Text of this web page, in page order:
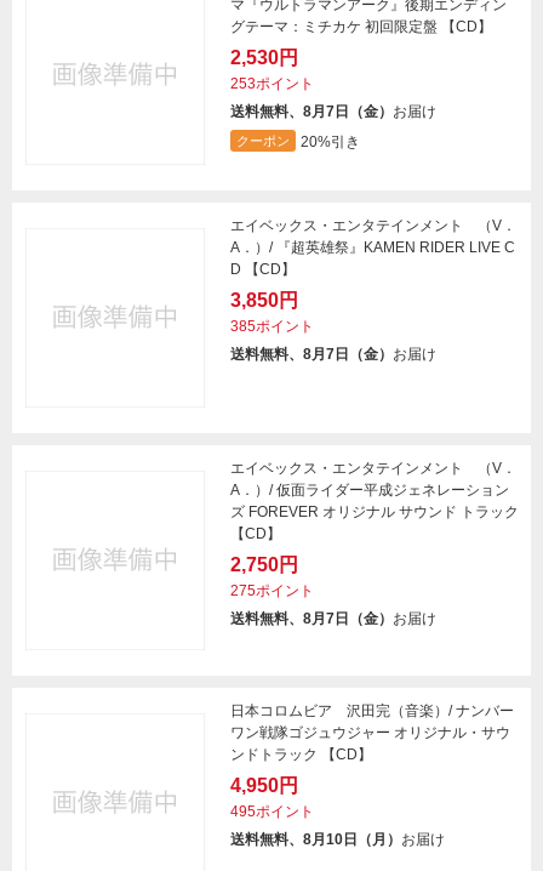
マ『ウルトラマンアーク』後期エンディン
グテーマ：ミチカケ 初回限定盤 【CD】
2,530円
253ポイント
送料無料、8月7日（金） お届け
クーポン 20%引き
エイベックス・エンタテインメント （V．
A．）/ 『超英雄祭』KAMEN RIDER LIVE C
D 【CD】
3,850円
385ポイント
送料無料、8月7日（金） お届け
エイベックス・エンタテインメント （V．
A．）/ 仮面ライダー平成ジェネレーション
ズ FOREVER オリジナル サウンド トラック
【CD】
2,750円
275ポイント
送料無料、8月7日（金） お届け
日本コロムビア 沢田完（音楽）/ ナンバー
ワン戦隊ゴジュウジャー オリジナル・サウ
ンドトラック 【CD】
4,950円
495ポイント
送料無料、8月10日（月） お届け